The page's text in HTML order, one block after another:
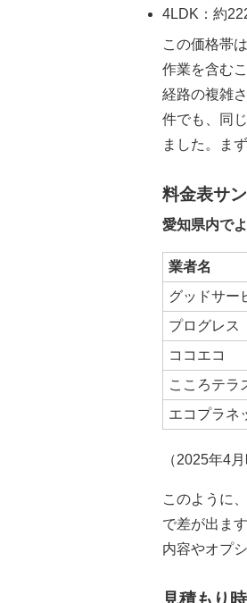
4LDK：約
この価格帯
作業を含む
経路の複雑
件でも、同
ました。ま
料金表サ
愛知県内で
業者名
グッドサー
プログレス
ココエコ
こころテラ
エコプラネ
（2025年4
このように
で差が出ま
内容やオプ
見積もり